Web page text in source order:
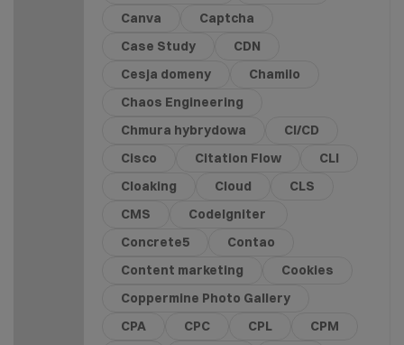
Canva
Captcha
Case Study
CDN
Cesja domeny
Chamilo
Chaos Engineering
Chmura hybrydowa
CI/CD
Cisco
Citation Flow
CLI
Cloaking
Cloud
CLS
CMS
CodeIgniter
Concrete5
Contao
Content marketing
Cookies
Coppermine Photo Gallery
CPA
CPC CPL
CPM